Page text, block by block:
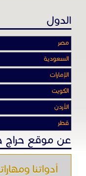
الدول
عن موقع حراج
أدواتنا